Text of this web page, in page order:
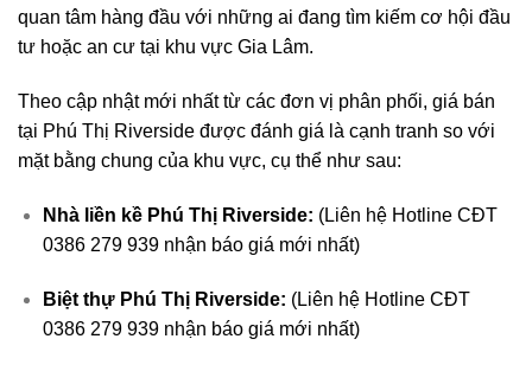
quan tâm hàng đầu với những ai đang tìm kiếm cơ hội đầu
tư hoặc an cư tại khu vực Gia Lâm.
Theo cập nhật mới nhất từ các đơn vị phân phối, giá bán
tại Phú Thị Riverside được đánh giá là cạnh tranh so với
mặt bằng chung của khu vực, cụ thể như sau:
Nhà liền kề Phú Thị Riverside: (Liên hệ Hotline CĐT
0386 279 939 nhận báo giá mới nhất)
Biệt thự Phú Thị Riverside: (Liên hệ Hotline CĐT
0386 279 939 nhận báo giá mới nhất)